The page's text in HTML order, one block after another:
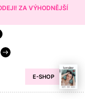
ZA VÝHODNĚJŠÍ
E-SHOP